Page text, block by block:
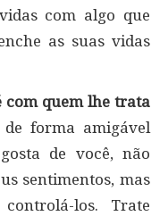
com algo que
as suas vidas
com quem lhe trata
de forma amigável
de você, não
sentimentos, mas
los. Trate